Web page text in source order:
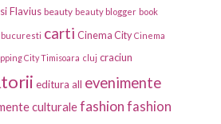
Flavius beauty beauty blogger book
bucuresti carti Cinema City Cinema
City Timisoara cluj craciun
editura all evenimente
culturalefashion fashion